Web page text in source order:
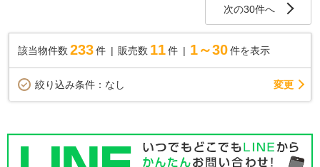
次の30件へ
該当物件数 233件 販売数 11 件 1～30 件を表示
絞り込み条件： なし 変更